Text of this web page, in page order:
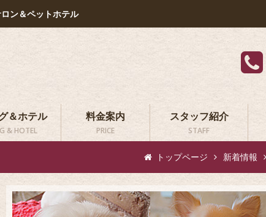
ン＆ペットホテル
＆ホテル
& HOTEL
料金案内
PRICE
スタッフ紹介
STAFF
トップページ 新着情報